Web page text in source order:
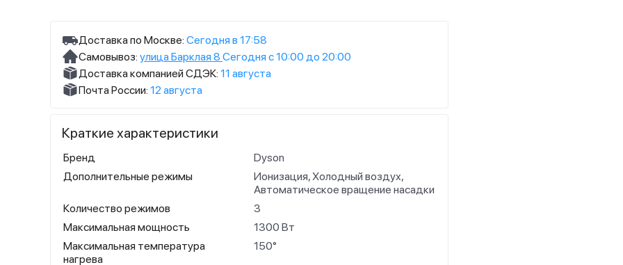
Доставка по Москве: Сегодня в 17:58
Самовывоз: улица Барклая 8 Сегодня с 10:00 до 20:00
Доставка компанией СДЭК: 11 августа
Почта России: 12 августа
Краткие характеристики
Бренд
Dyson
Дополнительные режимы
Ионизация, Холодный воздух,
Автоматическое вращение насадки
Количество режимов
3
Максимальная мощность
1300 Вт
Максимальная температура
нагрева
150°